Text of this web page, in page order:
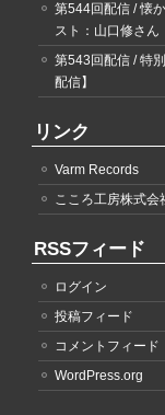
第544回配信 / 懐
スト：山口修さん
第543回配信 / 特
配信】
リンク
Varm Records
こころ工房株式会
RSSフィード
ログイン
投稿フィード
コメントフィード
WordPress.org